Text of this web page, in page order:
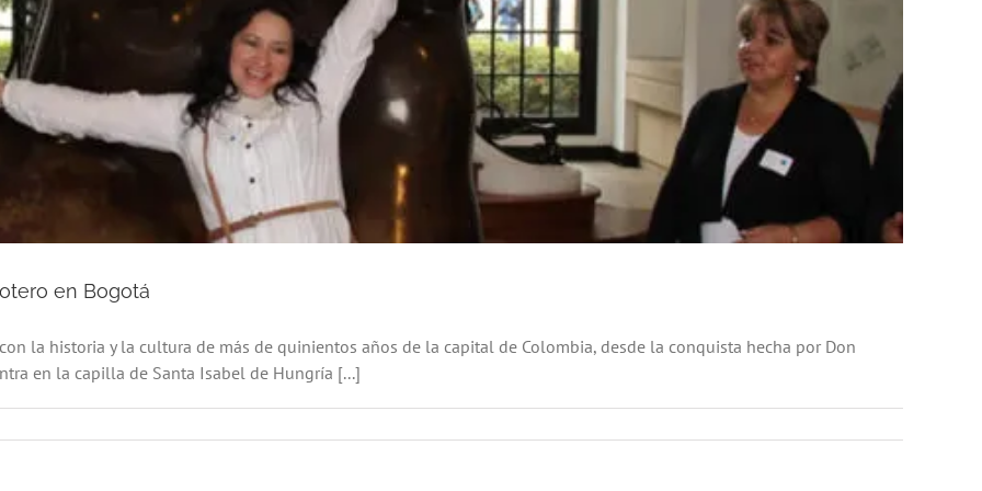
en Bogotá
la historia y la cultura de más de quinientos años de la capital de Colombia, desde la conquista hecha por Don
en la capilla de Santa Isabel de Hungría [...]